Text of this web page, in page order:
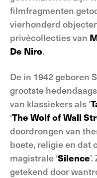
filmfragmenten
vierhonderd
privécollecties van
De Niro.
De in 1942 geboren
grootste
van klassiekers als ‘
‘The Wolf of Wall
doordrongen van
boete, religie en dat
magistrale ‘Silence
getekend door